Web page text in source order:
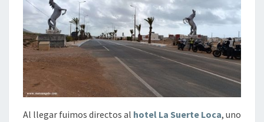
Al llegar fuimos directos al hotel La Suerte Loca, uno